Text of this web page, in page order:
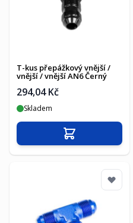
T-kus přepážkový vnější /
vnější / vnější AN6 Černý
294,04 Kč
Skladem
Přidat do košíku